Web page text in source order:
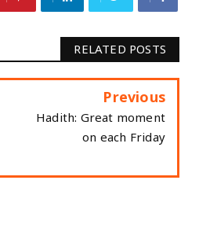
RELATED POSTS
Previous
Hadith: Great moment
on each Friday